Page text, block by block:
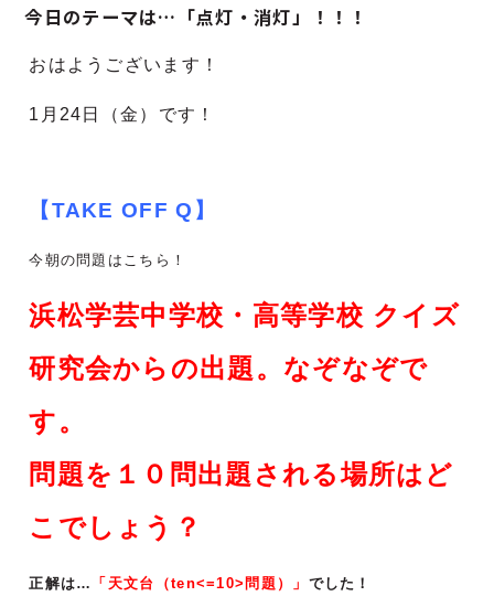
今日のテーマは…「点灯・消灯」！！！
おはようございます！
1月24 日（金）です！
【TAKE OFF Q】
今朝の問題はこちら！
浜松学芸中学校・高等学校 クイズ
研究会からの出題。なぞなぞで
す。
問題を１０問出題される場所はど
こでしょう？
正解は… 「天文台（ten<=10>問題）」 でした！